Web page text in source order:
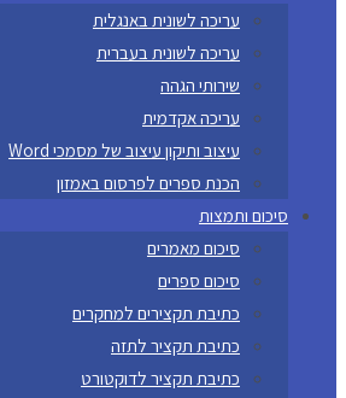
עריכה לשונית באנגלית
עריכה לשונית בעברית
שירותי הגהה
עריכה אקדמית
עיצוב ותיקון עיצוב של מסמכי Word
הכנת ספרים לפרסום באמזון
סיכום ותמצות
סיכום מאמרים
סיכום ספרים
כתיבת תקצירים למחקרים
כתיבת תקציר לתזה
כתיבת תקציר לדוקטורט